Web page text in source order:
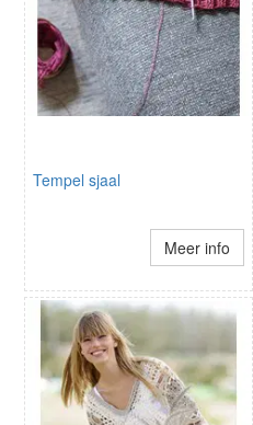
Tempel sjaal
Meer info